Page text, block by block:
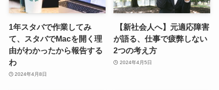
1年スタバで作業してみ
て、スタバでMacを開く理
由がわかったから報告する
わ
2024年4月8日
【新社会人へ】元適応障害
が語る、仕事で疲弊しない
2つの考え方
2024年4月5日